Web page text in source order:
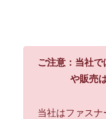
ご注意：当社
や販売
当社はファス